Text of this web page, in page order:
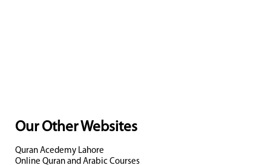
Our Other Websites
Quran Acedemy Lahore
Online Quran and Arabic Courses